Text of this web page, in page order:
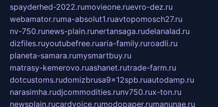
spayderhed-2022.rumovieone.ruevro-dez.ru
webamator.ruma-absolut1.ruavtopomosch27.ru
nv-750.runews-plain.runertansaga.rudelanalad.ru
dizfiles.ruyoutubefree.ruaria-family.ruroadli.ru
planeta-samara.rumysmartbuy.ru
matrasy-kemerovo.ruashanet.rutrade-farm.ru
dotcustoms.rudomizbrusa9x12spb.ruautodamp.ru
narasimha.rudjcommodities.runv750.rux-ton.ru
newsplain.rucardvoice.rumodopaper.rumanunae.ru